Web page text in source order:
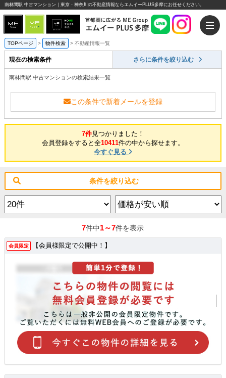
南林間駅 中古マンション｜東京・神奈川の不動産情報ならエムイーPLUS多摩にお任せください。
TOPページ > 物件検索 > 不動産情報一覧
現在の検索条件 さらに条件を絞り込む
南林間駅 中古マンションの検索結果一覧
この条件で新着メールを登録
7件見つかりました！
会員登録をすると全10411件の中から探せます。
今すぐ見る
条件を絞り込む
7件中1～7件を表示
会員限定 【会員様限定で公開中！】